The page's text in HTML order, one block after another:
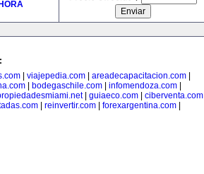
| viajepedia.com| areadecapacitacion.com|
| bodegaschile.com| infomendoza.com|
| guiaeco.com ciberventa.com
| reinvertir.com| forexargentina.com|